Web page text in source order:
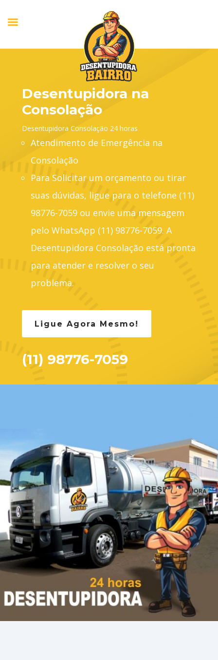
Desentupidora na
Consolação
Desentupidora Consolação 24 horas
Atendimento de Emergência na
Consolação
Para Solicitar um orçamento ou tirar
suas dúvidas, ligue para o telefone (11)
98776-7059 ou envie uma mensagem
pelo WhatsApp (11) 98776-7059. A
Desentupidora Consolação está pronta
para atender e resolver o seu
problema.
Ligue Agora Mesmo!
(11) 98776-7059